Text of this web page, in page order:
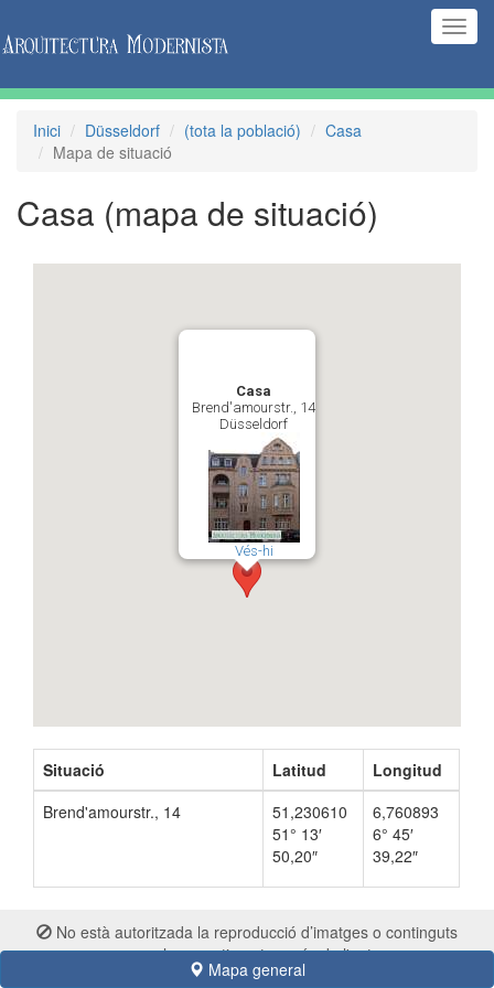
Inici Düsseldorf (tota la població)
Casa
Mapa de situació
Casa (mapa de situació)
Casa
Brend'amourstr., 14
Düsseldorf
Vés-hi
Situació Latitud
Longitud
Brend'amourstr., 14
51,230610
51° 13′
50,20″
6,760893
6° 45′
39,22″
Mapa general
No està autoritzada la reproducció d’imatges o continguts
sense el consentiment exprés de l'autor